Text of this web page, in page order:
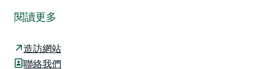
柱，也是澳洲一些最引人注目的潛水地點——高 551 公
尺的鮑爾斯金字塔。在探索玄武岩矛頭周圍的洞穴和水域
時，潛水員會與大量壯觀的海洋生物面對面。
從巨大的紫羅蘭魚群、彩虹鰤魚和鰤魚，到馬林魚、海
閱讀更多
造訪網站
聯絡我們